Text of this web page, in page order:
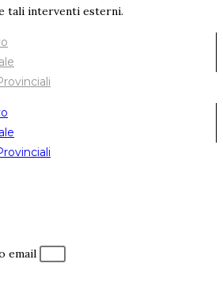
tali interventi esterni.
email